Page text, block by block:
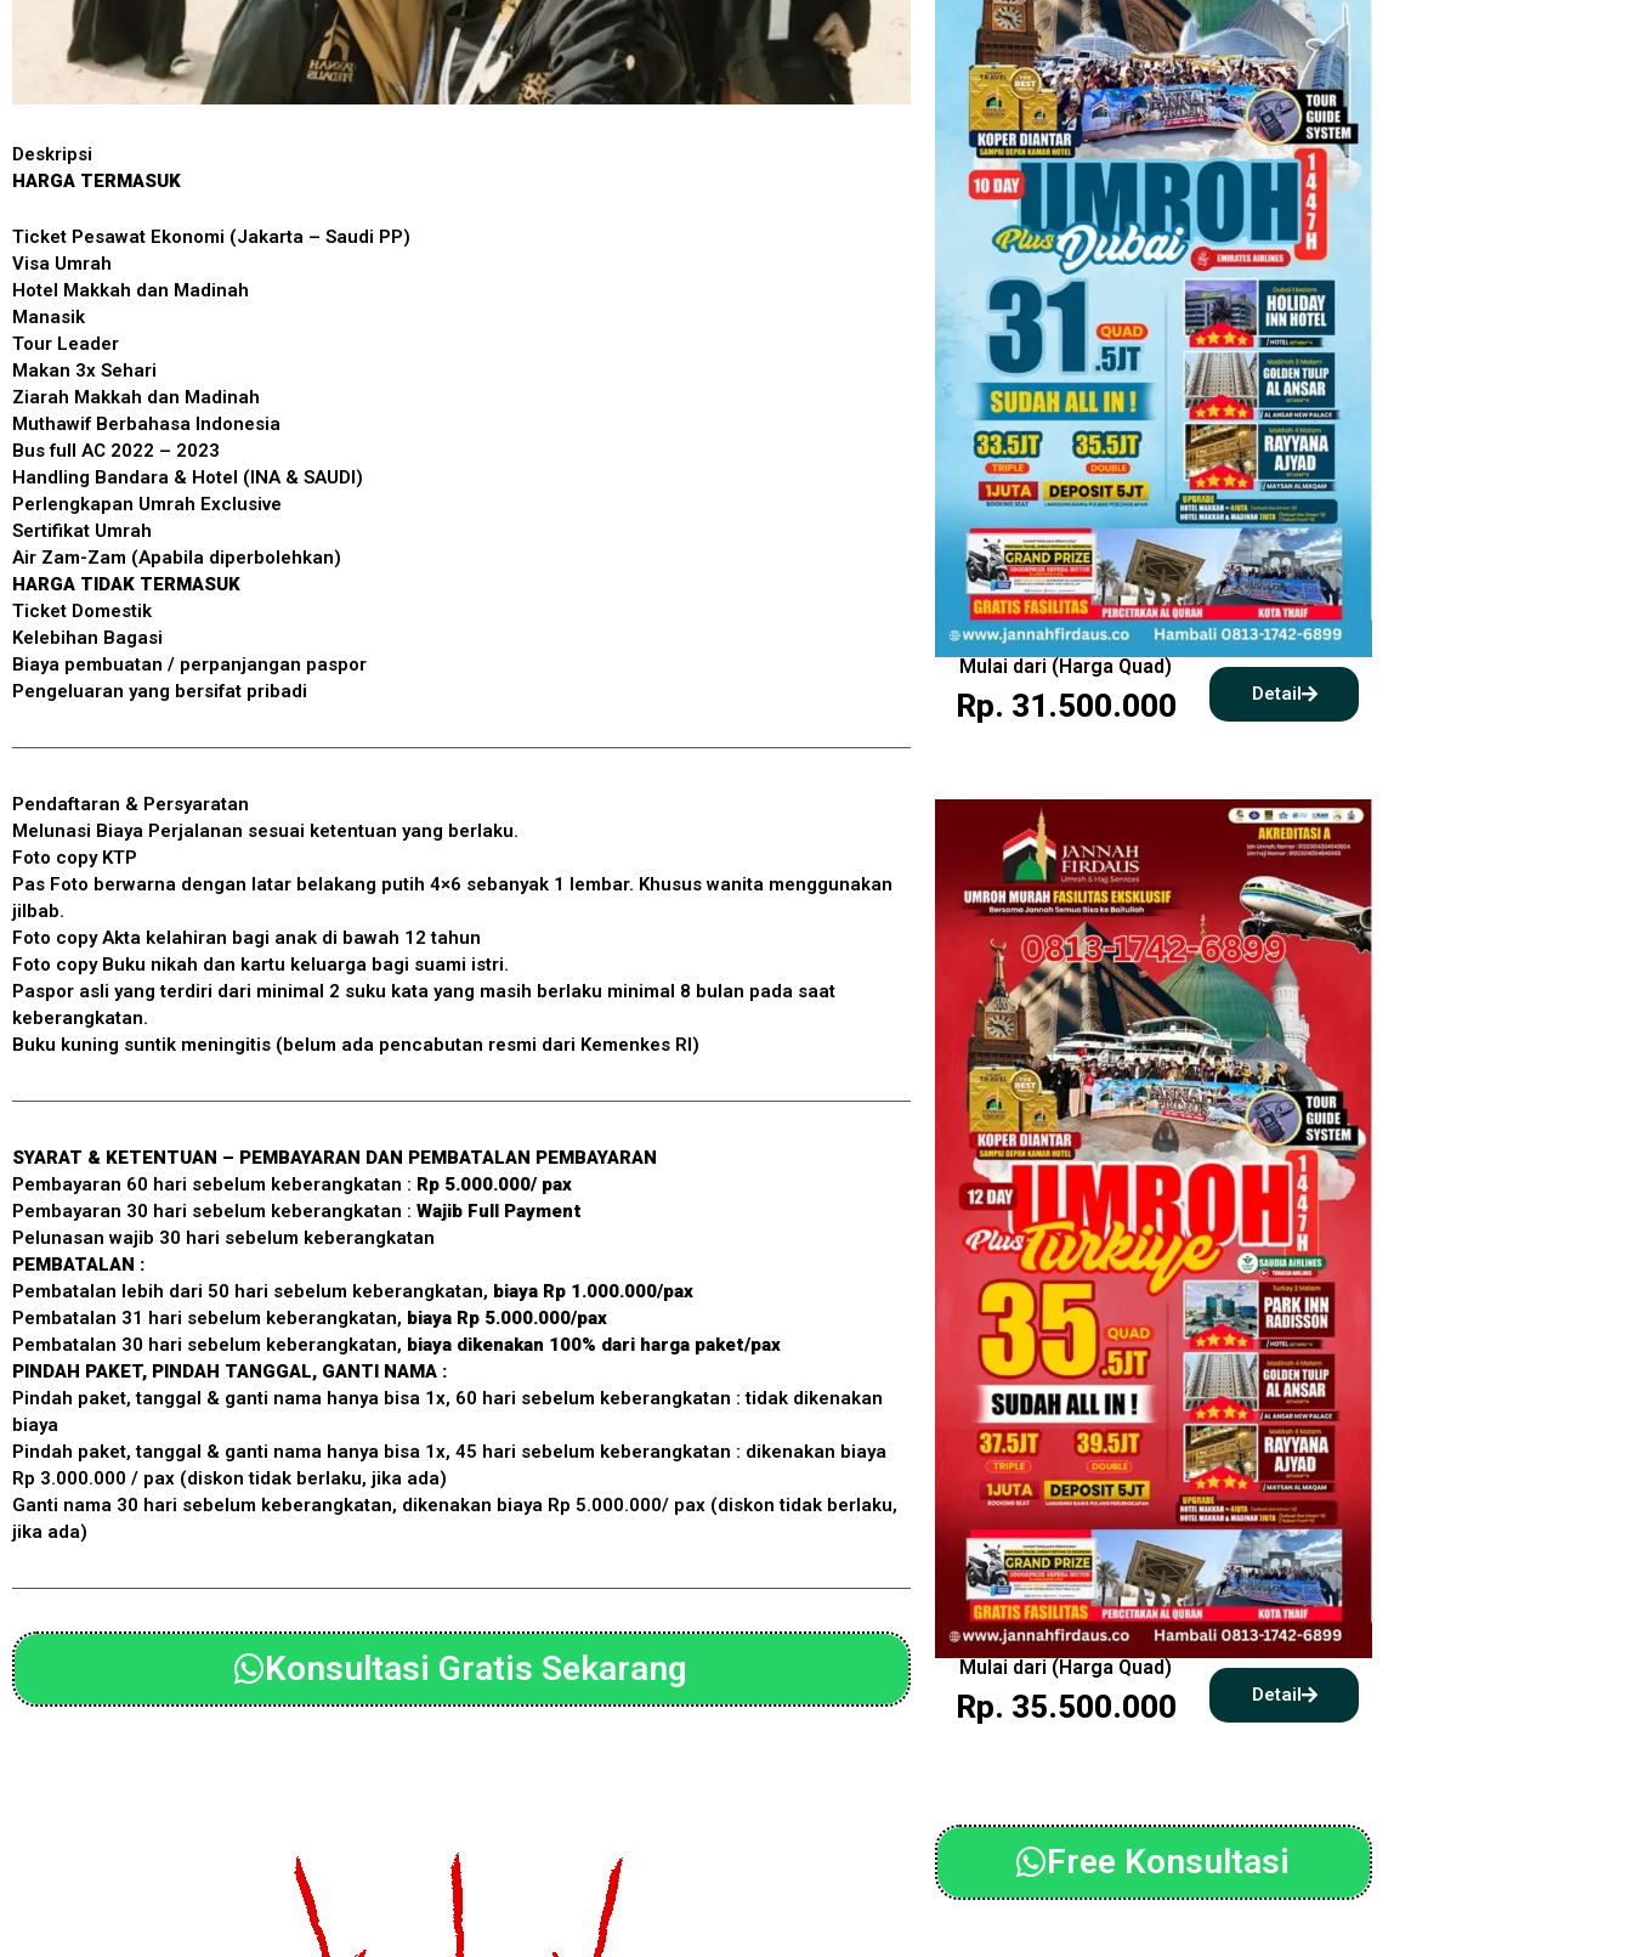
Deskripsi
HARGA TERMASUK
Ticket Pesawat Ekonomi (Jakarta – Saudi PP)
Visa Umrah
Hotel Makkah dan Madinah
Manasik
Tour Leader
Makan 3x Sehari
Ziarah Makkah dan Madinah
Muthawif Berbahasa Indonesia
Bus full AC 2022 – 2023
Handling Bandara & Hotel (INA & SAUDI)
Perlengkapan Umrah Exclusive
Sertifikat Umrah
Air Zam-Zam (Apabila diperbolehkan)
HARGA TIDAK TERMASUK
Ticket Domestik
Kelebihan Bagasi
Biaya pembuatan / perpanjangan paspor
Pengeluaran yang bersifat pribadi
Pendaftaran & Persyaratan
Melunasi Biaya Perjalanan sesuai ketentuan yang berlaku.
Foto copy KTP
Pas Foto berwarna dengan latar belakang putih 4×6 sebanyak 1 lembar. Khusus wanita menggunakan
jilbab.
Foto copy Akta kelahiran bagi anak di bawah 12 tahun
Foto copy Buku nikah dan kartu keluarga bagi suami istri.
Paspor asli yang terdiri dari minimal 2 suku kata yang masih berlaku minimal 8 bulan pada saat
keberangkatan.
Buku kuning suntik meningitis (belum ada pencabutan resmi dari Kemenkes RI)
SYARAT & KETENTUAN – PEMBAYARAN DAN PEMBATALAN PEMBAYARAN
Pembayaran 60 hari sebelum keberangkatan : Rp 5.000.000/ pax
Pembayaran 30 hari sebelum keberangkatan : Wajib Full Payment
Pelunasan wajib 30 hari sebelum keberangkatan
PEMBATALAN :
Pembatalan lebih dari 50 hari sebelum keberangkatan, biaya Rp 1.000.000/pax
Pembatalan 31 hari sebelum keberangkatan, biaya Rp 5.000.000/pax
Pembatalan 30 hari sebelum keberangkatan, biaya dikenakan 100% dari harga paket/pax
PINDAH PAKET, PINDAH TANGGAL, GANTI NAMA :
Pindah paket, tanggal & ganti nama hanya bisa 1x, 60 hari sebelum keberangkatan : tidak dikenakan
biaya
Pindah paket, tanggal & ganti nama hanya bisa 1x, 45 hari sebelum keberangkatan : dikenakan biaya
Rp 3.000.000 / pax (diskon tidak berlaku, jika ada)
Ganti nama 30 hari sebelum keberangkatan, dikenakan biaya Rp 5.000.000/ pax (diskon tidak berlaku,
jika ada)
Konsultasi Gratis Sekarang
Mulai dari (Harga Quad)
Rp. 31.500.000 Detail
Mulai dari (Harga Quad)
Rp. 35.500.000 Detail
Free Konsultasi